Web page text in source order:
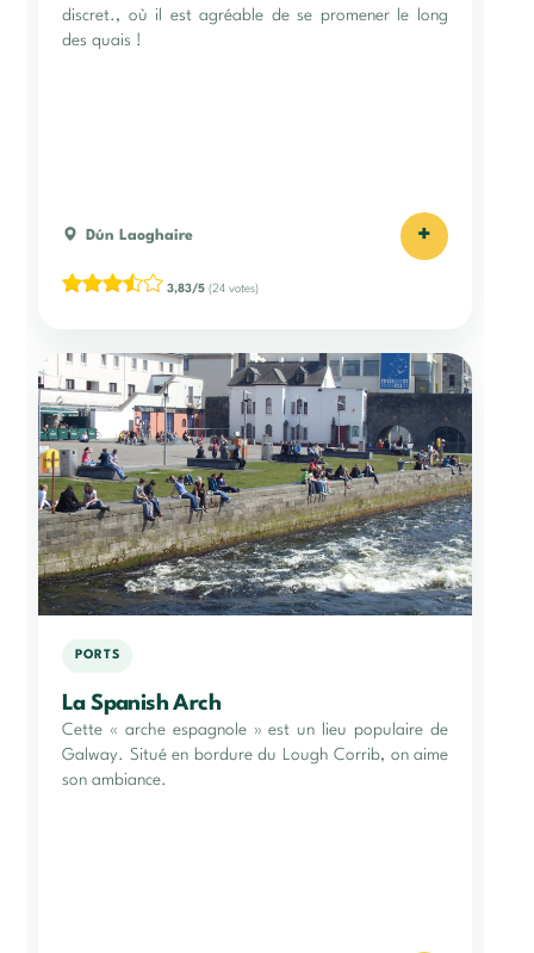
discret., où il est agréable de se promener le long
des quais !
Dún Laoghaire +
3,83/5 (24 votes)
PORTS
La Spanish Arch
Cette « arche espagnole » est un lieu populaire de
Galway. Situé en bordure du Lough Corrib, on aime
son ambiance.